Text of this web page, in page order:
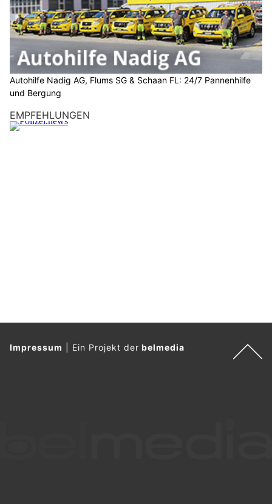
Autohilfe Nadig AG, Flums SG & Schaan FL: 24/7 Pannenhilfe
und Bergung
EMPFEHLUNGEN
Impressum Ein Projekt derbelmedia